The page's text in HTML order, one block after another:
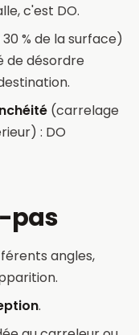
c'est DO.
% de la surface)
de désordre
(carrelage
: DO
pas
angles,
.